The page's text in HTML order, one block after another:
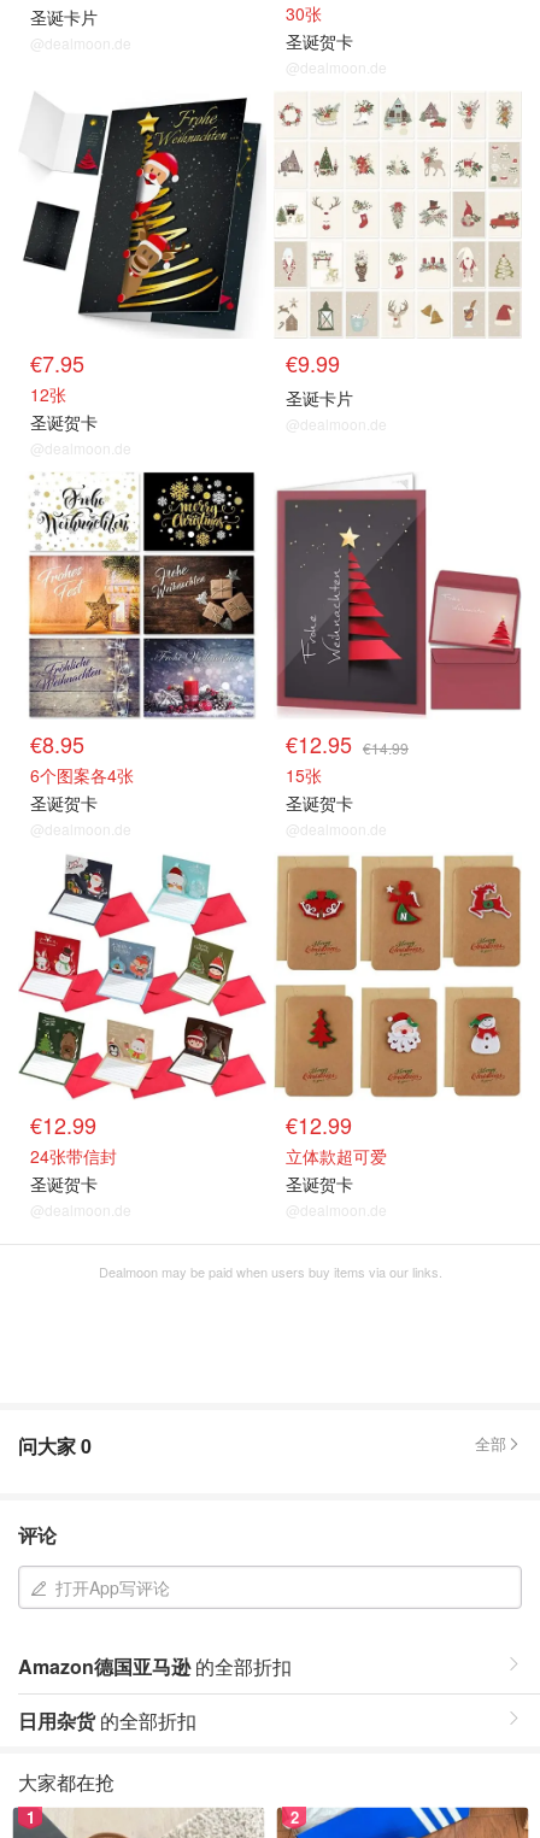
圣诞卡片
@dealmoon.de
30张
圣诞贺卡
@dealmoon.de
€7.95
12张
圣诞贺卡
@dealmoon.de
€9.99
圣诞卡片
@dealmoon.de
€8.95
6个图案各4张
圣诞贺卡
@dealmoon.de
€12.95 €14.99
15张
圣诞贺卡
@dealmoon.de
€12.99
24张带信封
圣诞贺卡
@dealmoon.de
€12.99
立体款超可爱
圣诞贺卡
@dealmoon.de
Dealmoon may be paid when users buy items via our links.
问大家0 全部
评论
打开App写评论
Amazon德国亚马逊的全部折扣
日用杂货的全部折扣
大家都在抢
1 2